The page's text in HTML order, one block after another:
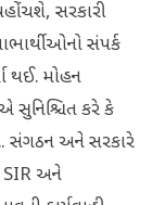
સરકારી
સંપર્ક
થઈ. મોહન
સુનિશ્ચિત કરે કે
સંગઠન અને સરકારે
SIR અને